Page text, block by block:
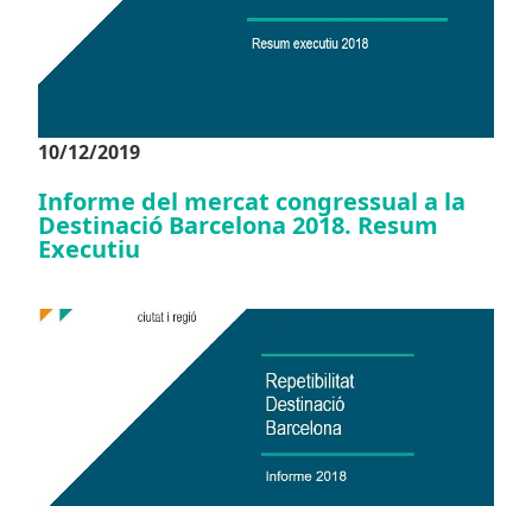
10/12/2019
Informe del mercat congressual a la
Destinació Barcelona 2018. Resum
Executiu